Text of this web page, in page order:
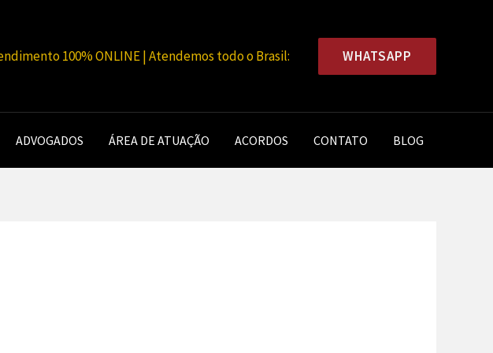
100% ONLINE | Atendemos todo o Brasil: WHATSAPP
ADVOGADOS ÁREA DE ATUAÇÃO ACORDOS CONTATO BLOG